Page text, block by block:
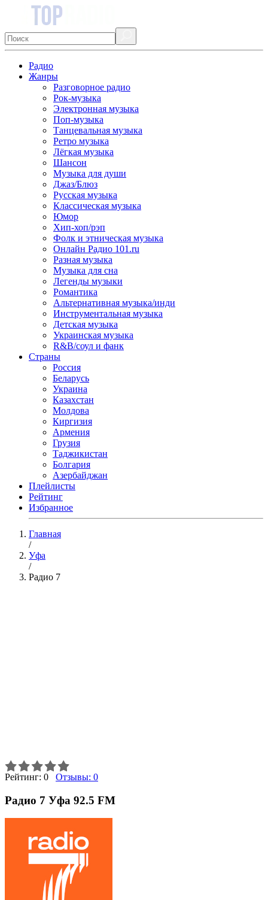
Радио
Жанры
Разговорное радио
Рок-музыка
Электронная музыка
Поп-музыка
Танцевальная музыка
Ретро музыка
Лёгкая музыка
Шансон
Музыка для души
Джаз/Блюз
Русская музыка
Классическая музыка
Юмор
Хип-хоп/рэп
Фолк и этническая музыка
Онлайн Радио 101.ru
Разная музыка
Музыка для сна
Легенды музыки
Романтика
Альтернативная музыка/инди
Инструментальная музыка
Детская музыка
Украинская музыка
R&B/cоул и фанк
Страны
Россия
Беларусь
Украина
Казахстан
Молдова
Киргизия
Армения
Грузия
Таджикистан
Болгария
Азербайджан
Плейлисты
Рейтинг
Избранное
Главная
/
Уфа
/
Радио 7
Рейтинг: 0 Отзывы: 0
Радио 7 Уфа 92.5 FM